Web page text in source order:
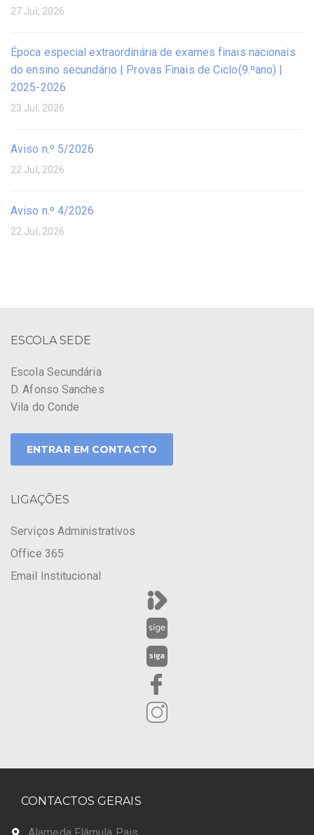
27 Jul, 2026
Época especial extraordinária de exames finais nacionais
do ensino secundário | Provas Finais de Ciclo(9.ºano) |
2025-2026
23 Jul, 2026
Aviso n.º 5/2026
22 Jul, 2026
Aviso n.º 4/2026
22 Jul, 2026
ESCOLA SEDE
Escola Secundária
D. Afonso Sanches
Vila do Conde
ENTRAR EM CONTACTO
LIGAÇÕES
Serviços Administrativos
Office 365
Email Institucional
CONTACTOS GERAIS